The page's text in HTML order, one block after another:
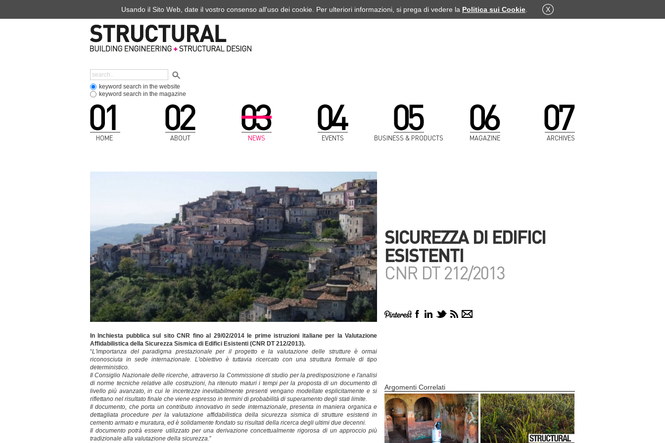
keyword search in the website
keyword search in the magazine
HOME ABOUT NEWS EVENTS BUSINESS & PRODUCTS MAGAZINE ARCHIVES
In Inchiesta pubblica sul sito CNR fino al 29/02/2014 le prime istruzioni italiane per la Valutazione
Affidabilistica della Sicurezza Sismica di Edifici Esistenti (CNR DT 212/2013).
“L'importanza del paradigma prestazionale per il progetto e la valutazione delle strutture è ormai
riconosciuta in sede internazionale. L'obiettivo è tuttavia ricercato con una struttura formale di tipo
deterministico.
Il Consiglio Nazionale delle ricerche, attraverso la Commissione di studio per la predisposizione e l'analisi
di norme tecniche relative alle costruzioni, ha ritenuto maturi i tempi per la proposta di un documento di
livello più avanzato, in cui le incertezze inevitabilmente presenti vengano modellate esplicitamente e si
riflettano nel risultato finale che viene espresso in termini di probabilità di superamento degli stati limite.
Il documento, che porta un contributo innovativo in sede internazionale, presenta in maniera organica e
dettagliata procedure per la valutazione affidabilistica della sicurezza sismica di strutture esistenti in
cemento armato e muratura, ed è solidamente fondato su risultati della ricerca degli ultimi due decenni.
Il documento potrà essere utilizzato per una derivazione concettualmente rigorosa di un approccio più
tradizionale alla valutazione della sicurezza.”
SICUREZZA DI EDIFICI
ESISTENTI
CNR DT 212/2013
Argomenti Correlati
Usando il Sito Web, date il vostro consenso all'uso dei cookie. Per ulteriori informazioni, si prega di vedere la Politica sui Cookie X